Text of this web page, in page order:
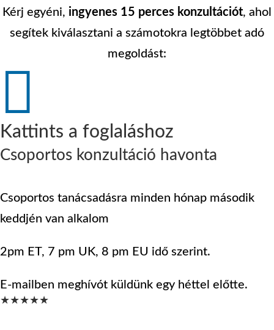
Kérj egyéni, ingyenes 15 perces konzultációt, ahol
segítek kiválasztani a számotokra legtöbbet adó
megoldást:

Kattints a foglaláshoz
Csoportos konzultáció havonta
Csoportos tanácsadásra minden hónap második
keddjén van alkalom
2pm ET, 7 pm UK, 8 pm EU idő szerint.
E-mailben meghívót küldünk egy héttel előtte.
★★★★★